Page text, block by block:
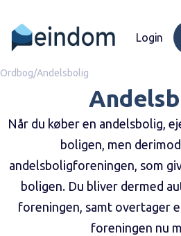
Login
Ordbog/Andelsbolig
Når du køber en andelsbolig,
boligen, men
andelsboligforeningen, som
boligen. Du bliver dermed
foreningen, samt overtager
foreningen nu